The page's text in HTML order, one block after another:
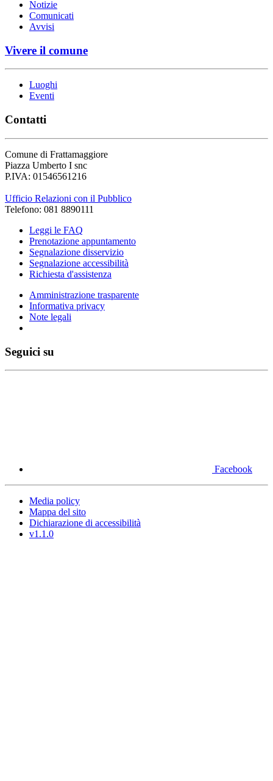
Notizie
Comunicati
Avvisi
Vivere il comune
Luoghi
Eventi
Contatti
Comune di Frattamaggiore
Piazza Umberto I snc
P.IVA: 01546561216
Ufficio Relazioni con il Pubblico
Telefono: 081 8890111
Leggi le FAQ
Prenotazione appuntamento
Segnalazione disservizio
Segnalazione accessibilità
Richiesta d'assistenza
Amministrazione trasparente
Informativa privacy
Note legali
Seguici su
Facebook
Media policy
Mappa del sito
Dichiarazione di accessibilità
v1.1.0